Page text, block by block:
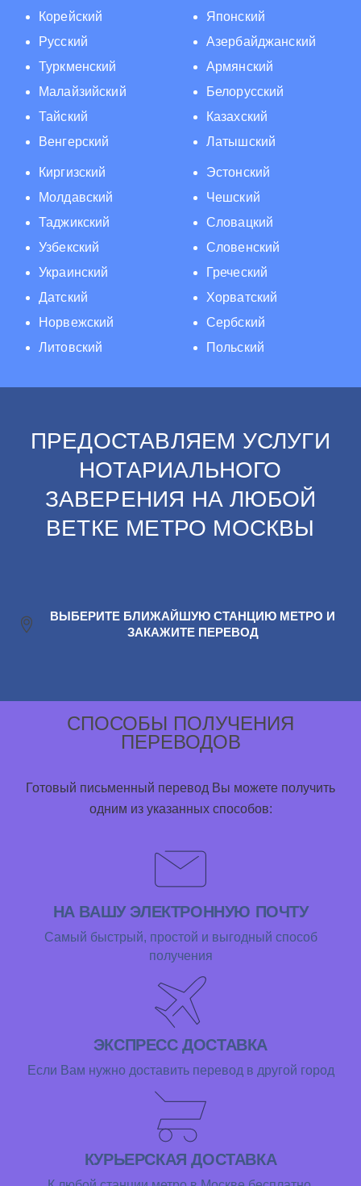
Корейский
Русский
Туркменский
Малайзийский
Тайский
Венгерский
Японский
Азербайджанский
Армянский
Белорусский
Казахский
Латышский
Киргизский
Молдавский
Таджикский
Узбекский
Украинский
Датский
Норвежский
Литовский
Эстонский
Чешский
Словацкий
Словенский
Греческий
Хорватский
Сербский
Польский
ПРЕДОСТАВЛЯЕМ УСЛУГИ
НОТАРИАЛЬНОГО
ЗАВЕРЕНИЯ НА ЛЮБОЙ
ВЕТКЕ МЕТРО МОСКВЫ
ВЫБЕРИТЕ БЛИЖАЙШУЮ СТАНЦИЮ МЕТРО И
ЗАКАЖИТЕ ПЕРЕВОД
СПОСОБЫ ПОЛУЧЕНИЯ
ПЕРЕВОДОВ
Готовый письменный перевод Вы можете получить
одним из указанных способов:
НА ВАШУ ЭЛЕКТРОННУЮ ПОЧТУ
Самый быстрый, простой и выгодный способ
получения
ЭКСПРЕСС ДОСТАВКА
Если Вам нужно доставить перевод в другой город
КУРЬЕРСКАЯ ДОСТАВКА